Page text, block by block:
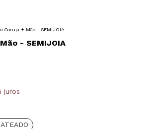
Coruja + Mão - SEMIJOIA
- SEMIJOIA
juros